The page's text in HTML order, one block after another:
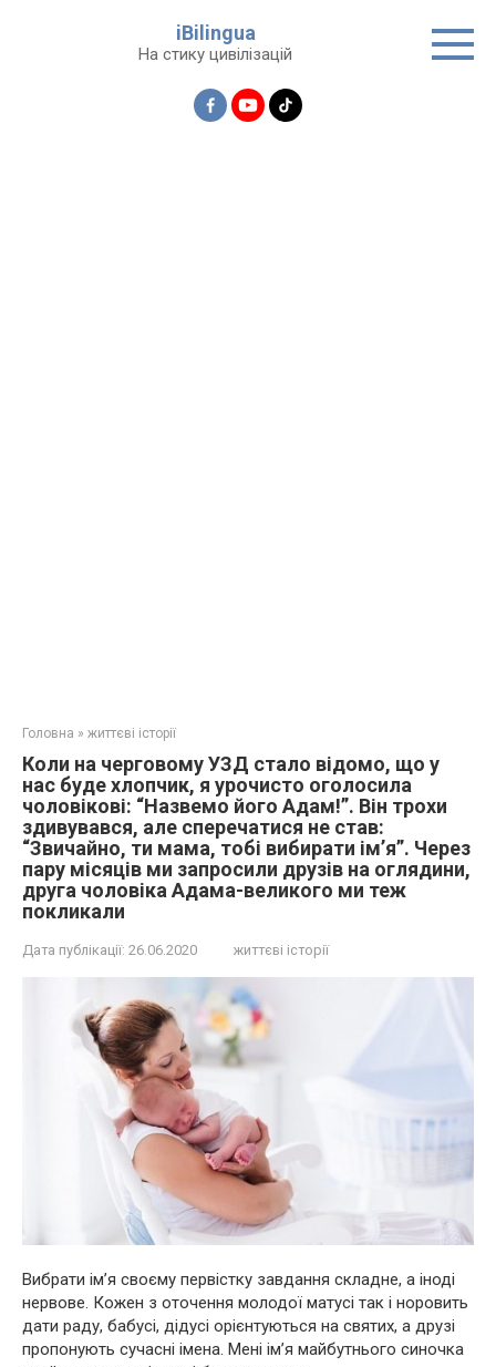
iBilingua
На стику цивілізацій
Головна » життєві історії
Коли на черговому УЗД стало відомо, що у
нас буде хлопчик, я урочисто оголосила
чоловікові: “Назвемо його Адам!”. Він трохи
здивувався, але сперечатися не став:
“Звичайно, ти мама, тобі вибирати ім’я”. Через
пару місяців ми запросили друзів на оглядини,
друга чоловіка Адама-великого ми теж
покликали
Дата публікації: 26.06.2020 життєві історії
Вибрати ім’я своєму первістку завдання складне, а іноді
нервове. Кожен з оточення молодої матусі так і норовить
дати раду, бабусі, дідусі орієнтуються на святих, а друзі
пропонують сучасні імена. Мені ім’я майбутнього синочка